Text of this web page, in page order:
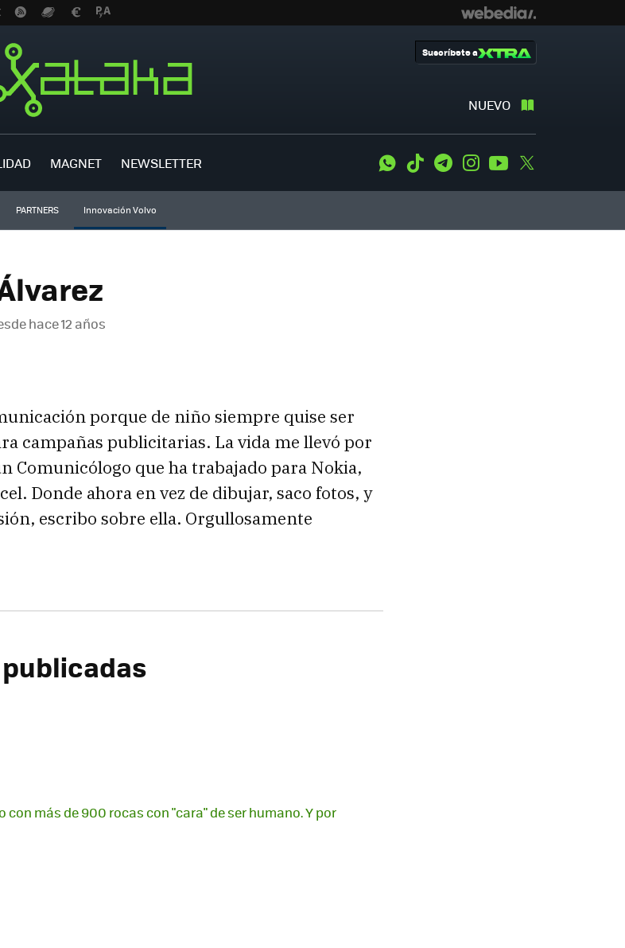
NUEVO
Suscríbete a
MAGNET NEWSLETTER WhatsApp
Tiktok TelegramInstagramYoutube
PARTNERS Innovación Volvo
hace 12 años
porque de niño siempre quise ser
campañas publicitarias. La vida me llevó por
Comunicólogo que ha trabajado para Nokia,
Donde ahora en vez de dibujar, saco fotos, y
escribo sobre ella. Orgullosamente
con más de 900 rocas con "cara" de ser humano. Y por